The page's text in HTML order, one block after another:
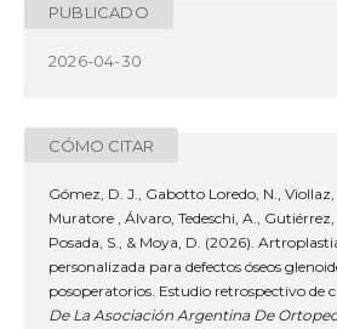
PUBLICADO
2026-04-30
CÓMO CITAR
Gómez, D. J., Gabotto Loredo, N., Viollaz,
Muratore , Álvaro, Tedeschi, A.,
Posada, S., & Moya, D. (2026).
personalizada para defectos óseos
posoperatorios. Estudio retrospectivo de
De La Asociación Argentina De